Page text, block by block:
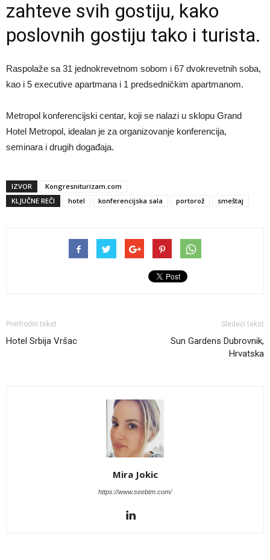
zahteve svih gostiju, kako
poslovnih gostiju tako i turista.
Raspolaže sa 31 jednokrevetnom sobom i 67 dvokrevetnih soba,
kao i 5 executive apartmana i 1 predsedničkim apartmanom.
Metropol konferencijski centar, koji se nalazi u sklopu Grand
Hotel Metropol, idealan je za organizovanje konferencija,
seminara i drugih događaja.
IZVOR
Kongresniturizam.com
KLJUČNE REČI
hotel konferencijska sala portorož smeštaj
Prethodni tekst
Hotel Srbija Vršac
Sledeći tekst
Sun Gardens Dubrovnik,
Hrvatska
Mira Jokic
https://www.seebtm.com/